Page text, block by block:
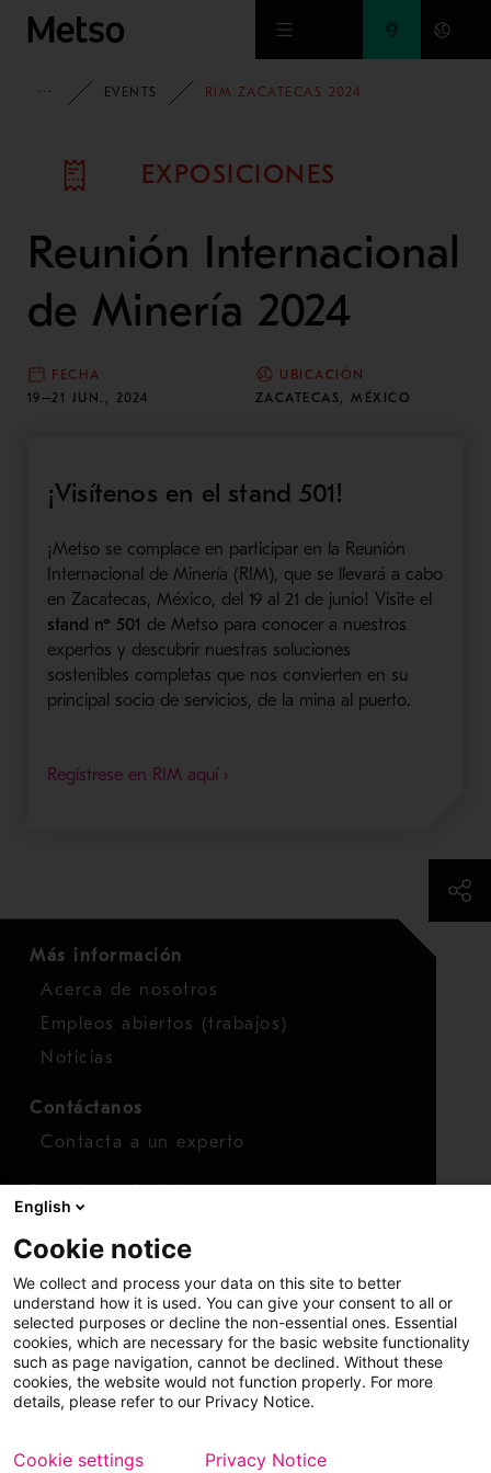
Ir al contenido principal
HOME
EVENTS RIM ZACATECAS 2024
Reunión Internacional
de Minería 2024
EXPOSICIONES
FECHA
19–21 JUN., 2024
UBICACIÓN
ZACATECAS, MÉXICO
¡Visítenos en el stand 501!
¡Metso se complace en participar en la Reunión
Internacional de Minería (RIM), que se llevará a cabo
en Zacatecas, México, del 19 al 21 de junio! Visite el
stand nº 501 de Metso para conocer a nuestros
expertos y descubrir nuestras soluciones
sostenibles completas que nos convierten en su
principal socio de servicios, de la mina al puerto.
Regístrese en RIM aquí ›
Más información
Acerca de nosotros
Empleos abiertos (trabajos)
Noticias
Contáctanos
Contacta a un experto
Finanzas
Acciones
English
Cookie notice
We collect and process your data on this site to better
understand how it is used. You can give your consent to all or
selected purposes or decline the non-essential ones. Essential
cookies, which are necessary for the basic website functionality
such as page navigation, cannot be declined. Without these
cookies, the website would not function properly. For more
details, please refer to our Privacy Notice.
Cookie settings Privacy Notice